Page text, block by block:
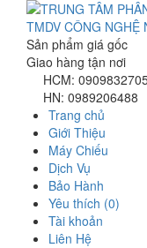
Sản phẩm giá gốc
Giao hàng tận nơi
HCM:
HN: 0989206488
Trang chủ
Giới Thiệu
Máy Chiếu
Dịch Vụ
Bảo Hành
Yêu thích (0)
Tài khoản
Liên Hệ